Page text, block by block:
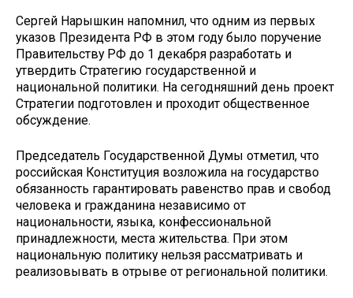
Сергей Нарышкин напомнил, что одним из первых
указов Президента РФ в этом году было поручение
Правительству РФ до 1 декабря разработать и
утвердить Стратегию государственной и
национальной политики. На сегодняшний день проект
Стратегии подготовлен и проходит общественное
обсуждение.
Председатель Государственной Думы отметил, что
российская Конституция возложила на государство
обязанность гарантировать равенство прав и свобод
человека и гражданина независимо от
национальности, языка, конфессиональной
принадлежности, места жительства. При этом
национальную политику нельзя рассматривать и
реализовывать в отрыве от региональной политики.